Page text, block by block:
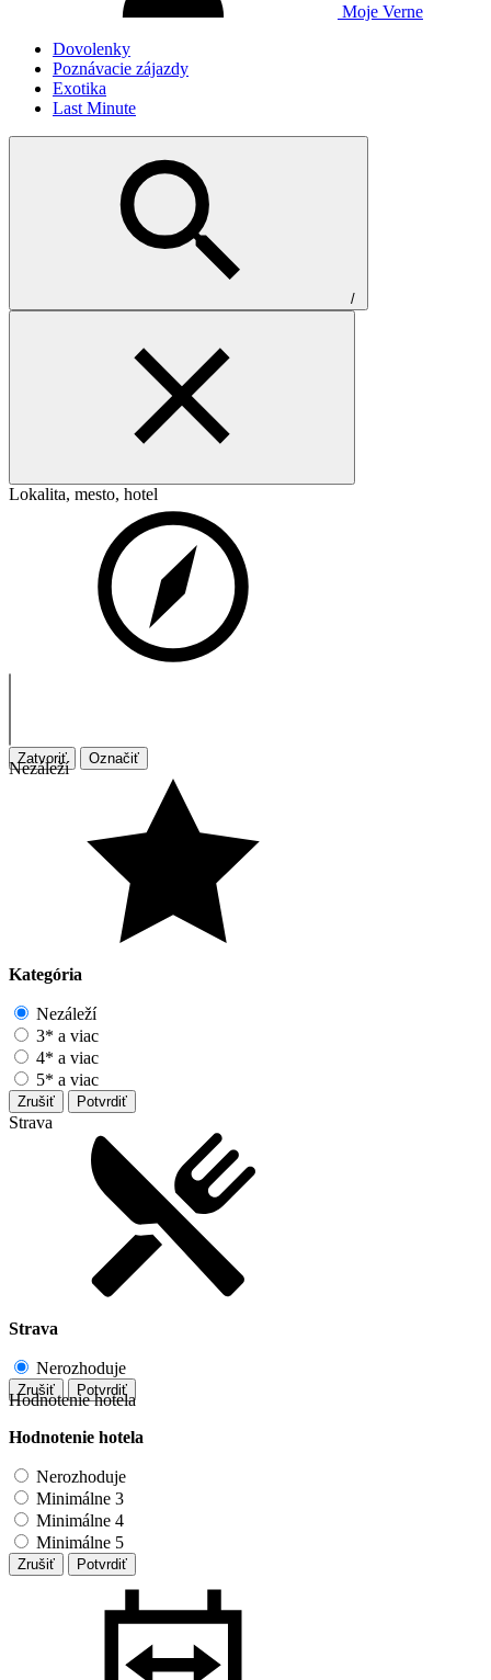
Moje Verne
Dovolenky
Poznávacie zájazdy
Exotika
Last Minute
/
Lokalita, mesto, hotel
Zatvoriť Označiť
Nezáleží
Kategória
Nezáleží
3* a viac
4* a viac
5* a viac
Zrušiť Potvrdiť
Strava
Strava
Nerozhoduje
Zrušiť Potvrdiť
Hodnotenie hotela
Hodnotenie hotela
Nerozhoduje
Minimálne 3
Minimálne 4
Minimálne 5
Zrušiť Potvrdiť